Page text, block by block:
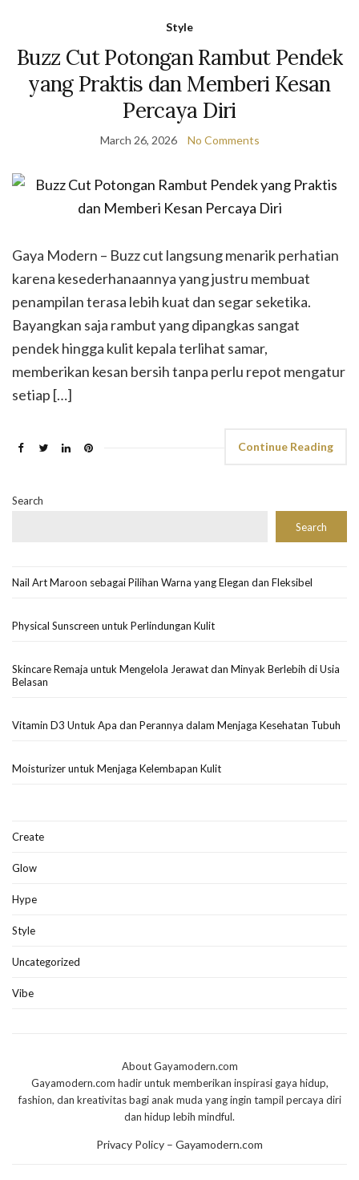
Style
Buzz Cut Potongan Rambut Pendek
yang Praktis dan Memberi Kesan
Percaya Diri
March 26, 2026 No Comments
Gaya Modern – Buzz cut langsung menarik perhatian
karena kesederhanaannya yang justru membuat
penampilan terasa lebih kuat dan segar seketika.
Bayangkan saja rambut yang dipangkas sangat
pendek hingga kulit kepala terlihat samar,
memberikan kesan bersih tanpa perlu repot mengatur
setiap […]
Continue Reading
Search
Search
Nail Art Maroon sebagai Pilihan Warna yang Elegan dan Fleksibel
Physical Sunscreen untuk Perlindungan Kulit
Skincare Remaja untuk Mengelola Jerawat dan Minyak Berlebih di Usia
Belasan
Vitamin D3 Untuk Apa dan Perannya dalam Menjaga Kesehatan Tubuh
Moisturizer untuk Menjaga Kelembapan Kulit
Create
Glow
Hype
Style
Uncategorized
Vibe
About Gayamodern.com
Gayamodern.com hadir untuk memberikan inspirasi gaya hidup,
fashion, dan kreativitas bagi anak muda yang ingin tampil percaya diri
dan hidup lebih mindful.
Privacy Policy – Gayamodern.com